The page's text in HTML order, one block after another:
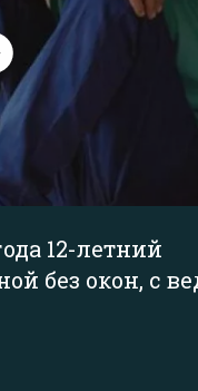
12-летний
без окон, с